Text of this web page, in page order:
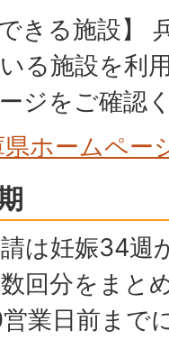
できる施設】
る施設を利
ジをご確認
ホームペー
は妊娠34週
回分をまと
業日前まで